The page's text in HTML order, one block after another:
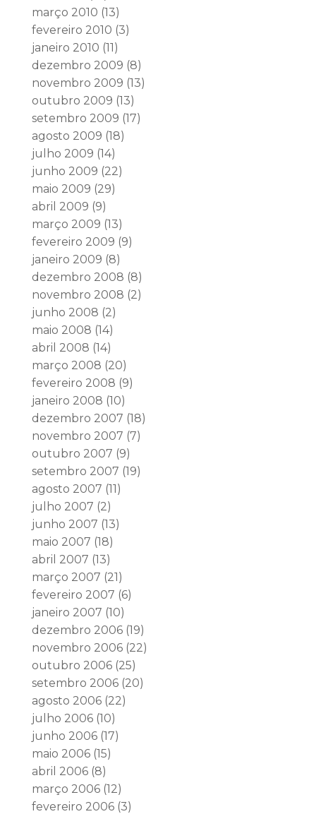
março 2010 (13)
fevereiro 2010 (3)
janeiro 2010 (11)
dezembro 2009 (8)
novembro 2009 (13)
outubro 2009 (13)
setembro 2009 (17)
agosto 2009 (18)
julho 2009 (14)
junho 2009 (22)
maio 2009 (29)
abril 2009 (9)
março 2009 (13)
fevereiro 2009 (9)
janeiro 2009 (8)
dezembro 2008 (8)
novembro 2008 (2)
junho 2008 (2)
maio 2008 (14)
abril 2008 (14)
março 2008 (20)
fevereiro 2008 (9)
janeiro 2008 (10)
dezembro 2007 (18)
novembro 2007 (7)
outubro 2007 (9)
setembro 2007 (19)
agosto 2007 (11)
julho 2007 (2)
junho 2007 (13)
maio 2007 (18)
abril 2007 (13)
março 2007 (21)
fevereiro 2007 (6)
janeiro 2007 (10)
dezembro 2006(19)
novembro 2006(22)
outubro 2006(25)
setembro 2006(20)
agosto 2006(22)
julho 2006(10)
junho 2006(17)
maio 2006(15)
abril 2006(8)
março 2006(12)
fevereiro 2006(3)